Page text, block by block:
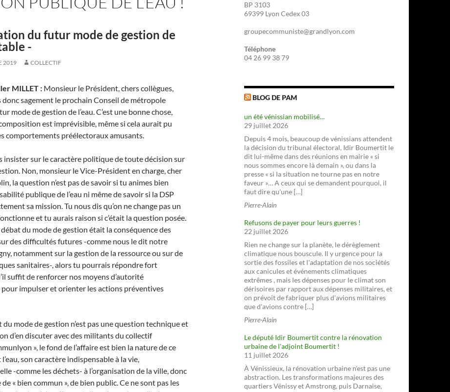
du futur mode de gestion de
-
2019 COLLECTIF
MILLET : Monsieur le Président, chers collègues,
donc sagement le prochain Conseil de métropole
mode de gestion de l’eau. C’est une bonne chose,
est imprévisible, même si cela aurait pu
comportements préélectoraux amusants.
insister sur le caractère politique de toute décision sur
Non, monsieur le Vice-Président en charge, cher
la question n’est pas de savoir si tu animes bien
publique de l’eau ni même de savoir si la DSP
sa mission. Tu nous dis qu’on ne change pas un
et tu aurais raison si c’était la question posée.
débat du mode de gestion était la conséquence des
des difficultés futures -comme nous le dit notre
notamment sur la gestion de la ressource ou sur de
sanitaires-, alors tu pourrais répondre fort
suffit de renforcer nos moyens d’autorité
impulser et orienter les actions préventives
du mode de gestion n’est pas une question technique et
d’en discuter avec des militants du collectif
», le fond de l’affaire est bien la nature de ce
l’eau, son caractère indispensable à la vie,
-comme les déchets- à l’organisation de la ville, donc
« bien commun », de bien public. Ce ne sont pas les
BP 3103
69399 Lyon Cedex 03
groupecommuniste@grandlyon.com
Téléphone
04 26 99 38 79
BLOG DE PAM
un été vénissian mobilisé…
29 juillet 2026
Depuis 4 mois, beaucoup de vénissians attendent
la décision du tribunal électoral, Idir Boumertit le
dit lui-même dans des réunions en mairie « si
nous sommes encore là demain », ou dans la
presse « si la situation ne tourne pas en notre
faveur »… A ceux qui se demandent pourquoi, il
faut dire qu'une […]
Pierre-Alain
Refusons de payer pour leurs guerres !
22 juillet 2026
Rien ne change sur la planète, le dérèglement
climatique nous bouscule. Il y urgence pour la
sortie des fossiles et l'adaptation de nos sociétés
aux canicules et événements climatiques
extrêmes , mais les dépenses pour le climat son
dérisoires par rapport aux dépenses militaires, et
on prévoit de fabriquer plus d'avions militaires
que d'avions contre […]
Pierre-Alain
Le député Idir Boumertit contre la rénovation
urbaine de l'adjoint Boumertit !
11 juillet 2026
À Vénissieux, la rénovation urbaine n'est pas une
abstraction. Les transformations majeures des
quartiers Vénissy et Amstrong, puis Darnaise,